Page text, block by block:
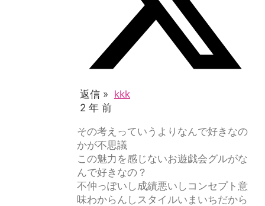
返信 » kkk
2 年 前
その考えっていうよりなんで好きなの
かが不思議
この魅力を感じないお遊戯会グルがな
んで好きなの？
不仲っぽいし成績悪いしコンセプト意
味わからんしスタイルいまいちだから